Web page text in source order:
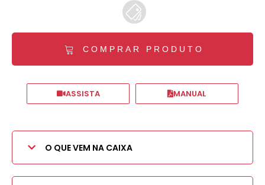
COMPRAR PRODUTO
ASSISTA MANUAL
O QUE VEM NA CAIXA